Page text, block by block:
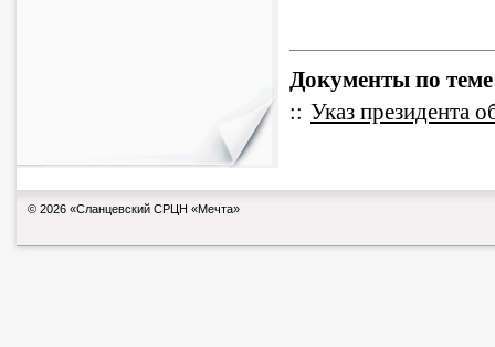
Документы по
:: Указ президента
© 2026 «Сланцевский СРЦН «Мечта»